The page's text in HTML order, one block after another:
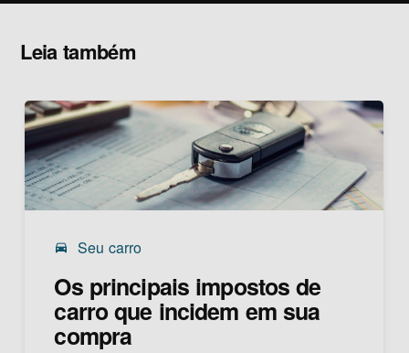
Leia também
drive_eta Seu carro
Os principais impostos de
carro que incidem em sua
compra